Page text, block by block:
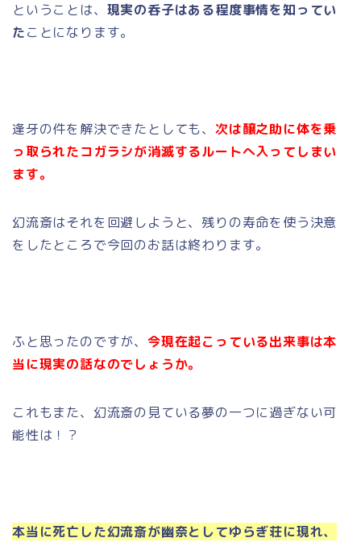
ということは、 現実の呑子はある程度事情を知ってい
たことになります。
逢牙の件を解決できたとしても、 次は醸之助に体を乗
っ取られたコガラシが消滅するルートへ入ってしまい
ます。
幻流斎はそれを回避しようと、残りの寿命を使う決意
をしたところで今回のお話は終わります。
ふと思ったのですが、 今現在起こっている出来事は本
当に現実の話なのでしょうか。
これもまた、幻流斎の見ている夢の一つに過ぎない可
能性は！？
本当に死亡した幻流斎が幽奈としてゆらぎ荘に現れ、